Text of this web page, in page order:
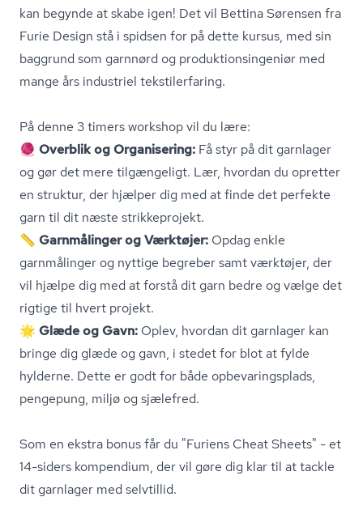
kan begynde at skabe igen! Det vil Bettina Sørensen fra
Furie Design stå i spidsen for på dette kursus, med sin
baggrund som garnnørd og pro­duk­tions­in­ge­ni­ør med
mange års industriel teksti­ler­fa­ring.
På denne 3 timers workshop vil du lære:
🧶 Overblik og Organisering: Få styr på dit garnlager
og gør det mere tilgængeligt. Lær, hvordan du opretter
en struktur, der hjælper dig med at finde det perfekte
garn til dit næste strikkeprojekt.
📏 Garnmålinger og Værktøjer: Opdag enkle
garnmålinger og nyttige begreber samt værktøjer, der
vil hjælpe dig med at forstå dit garn bedre og vælge det
rigtige til hvert projekt.
🌟 Glæde og Gavn: Oplev, hvordan dit garnlager kan
bringe dig glæde og gavn, i stedet for blot at fylde
hylderne. Dette er godt for både op­be­va­rings­plads,
pengepung, miljø og sjælefred.
Som en ekstra bonus får du "Furiens Cheat Sheets" - et
14-siders kompendium, der vil gøre dig klar til at tackle
dit garnlager med selvtillid.